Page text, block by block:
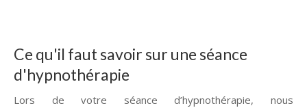
Ce qu'il faut savoir sur une séance
d'hypnothérapie
Lors de votre séance d’hypnothérapie, nous